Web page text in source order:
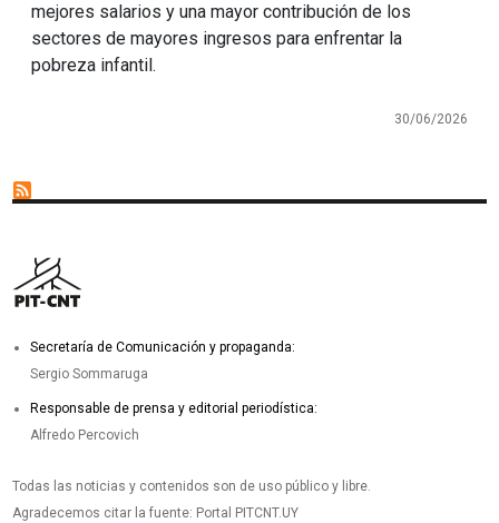
mejores salarios y una mayor contribución de los
sectores de mayores ingresos para enfrentar la
pobreza infantil.
30/06/2026
Secretaría de Comunicación y propaganda:
Sergio Sommaruga
Responsable de prensa y editorial periodística:
Alfredo Percovich
Todas las noticias y contenidos son de uso público y libre.
Agradecemos citar la fuente: Portal PITCNT.UY